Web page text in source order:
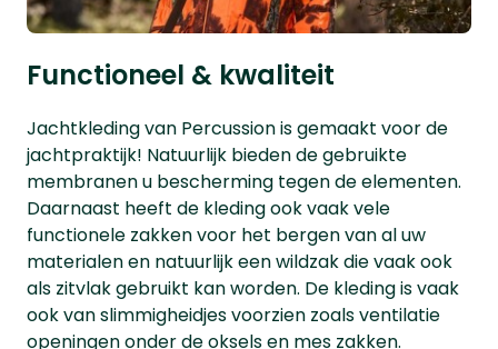
Functioneel & kwaliteit
Jachtkleding van Percussion is gemaakt voor de
jachtpraktijk! Natuurlijk bieden de gebruikte
membranen u bescherming tegen de elementen.
Daarnaast heeft de kleding ook vaak vele
functionele zakken voor het bergen van al uw
materialen en natuurlijk een wildzak die vaak ook
als zitvlak gebruikt kan worden. De kleding is vaak
ook van slimmigheidjes voorzien zoals ventilatie
openingen onder de oksels en mes zakken.